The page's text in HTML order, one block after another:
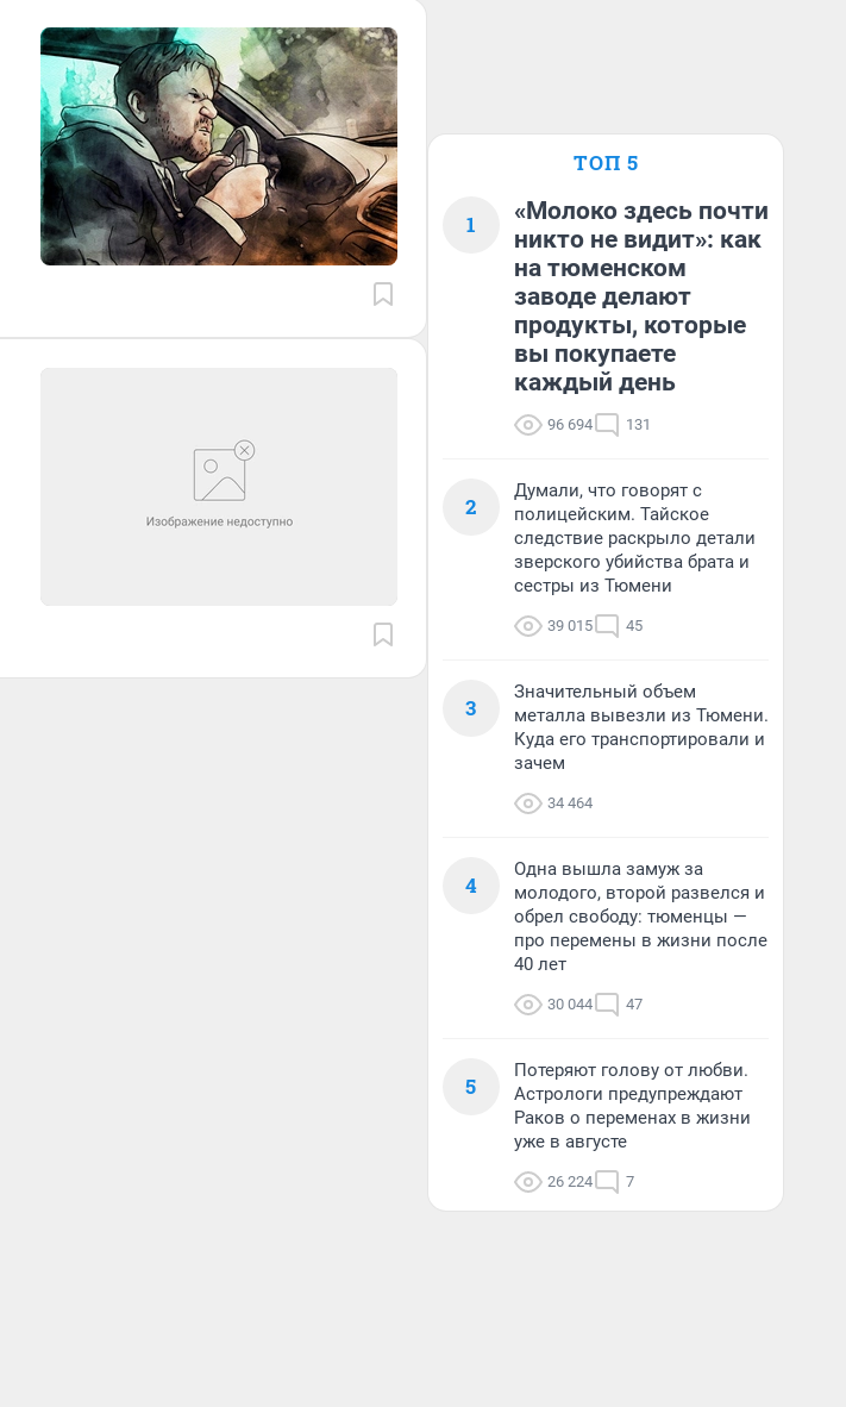
ТОП 5
1
«Молоко здесь почти
никто не видит»: как
на тюменском
заводе делают
продукты, которые
вы покупаете
каждый день
96 694 131
2
Думали, что говорят с
полицейским. Тайское
следствие раскрыло детали
зверского убийства брата и
сестры из Тюмени
39 015 45
3
Значительный объем
металла вывезли из Тюмени.
Куда его транспортировали и
зачем
34 464
4
Одна вышла замуж за
молодого, второй развелся и
обрел свободу: тюменцы —
про перемены в жизни после
40 лет
30 044 47
5
Потеряют голову от любви.
Астрологи предупреждают
Раков о переменах в жизни
уже в августе
26 224 7